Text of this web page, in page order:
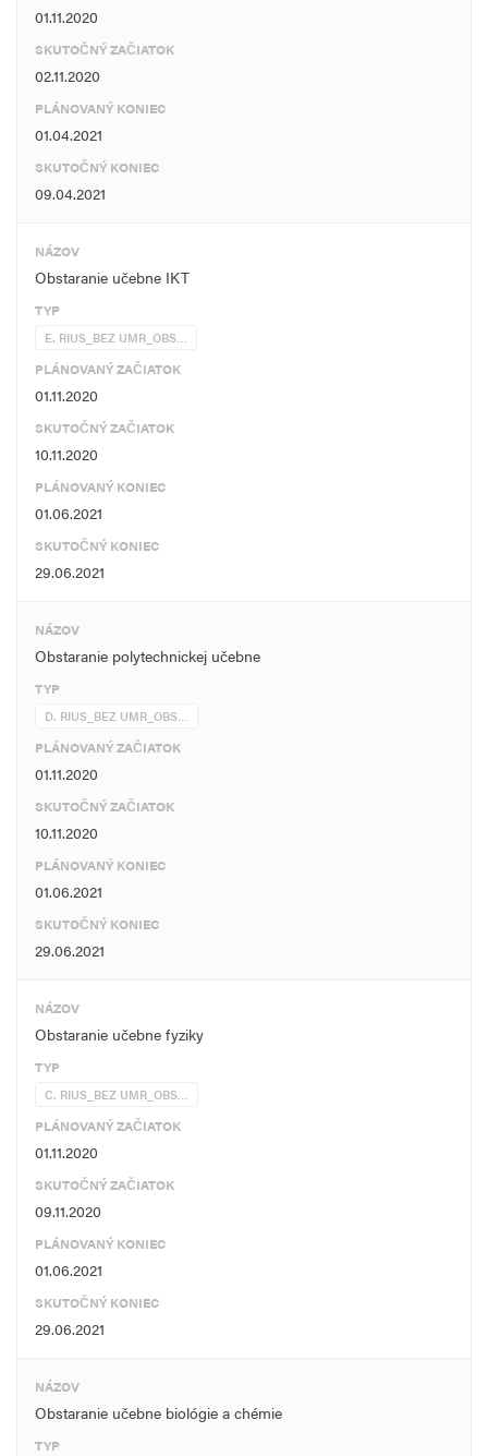
01.11.2020
SKUTOČNÝ ZAČIATOK
02.11.2020
PLÁNOVANÝ KONIEC
01.04.2021
SKUTOČNÝ KONIEC
09.04.2021
NÁZOV
Obstaranie učebne IKT
TYP
E. RIUS_BEZ UMR_OBS…
PLÁNOVANÝ ZAČIATOK
01.11.2020
SKUTOČNÝ ZAČIATOK
10.11.2020
PLÁNOVANÝ KONIEC
01.06.2021
SKUTOČNÝ KONIEC
29.06.2021
NÁZOV
Obstaranie polytechnickej učebne
TYP
D. RIUS_BEZ UMR_OBS…
PLÁNOVANÝ ZAČIATOK
01.11.2020
SKUTOČNÝ ZAČIATOK
10.11.2020
PLÁNOVANÝ KONIEC
01.06.2021
SKUTOČNÝ KONIEC
29.06.2021
NÁZOV
Obstaranie učebne fyziky
TYP
C. RIUS_BEZ UMR_OBS…
PLÁNOVANÝ ZAČIATOK
01.11.2020
SKUTOČNÝ ZAČIATOK
09.11.2020
PLÁNOVANÝ KONIEC
01.06.2021
SKUTOČNÝ KONIEC
29.06.2021
NÁZOV
Obstaranie učebne biológie a chémie
TYP